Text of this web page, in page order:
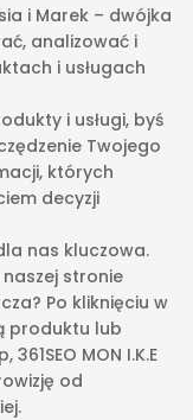
i Marek – dwójka
analizować i
i usługach
i usługi, byś
Twojego
których
decyzji
nas kluczowa.
stronie
Po kliknięciu w
produktu lub
MON I.K.E
od